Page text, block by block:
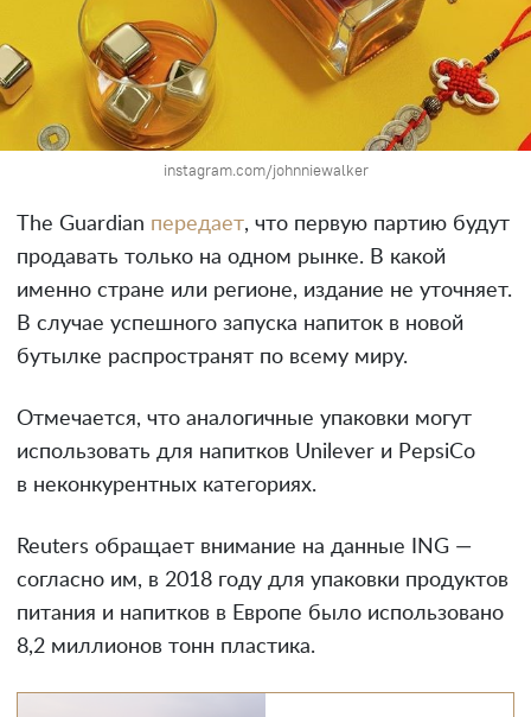
instagram.com/johnniewalker
The Guardian передает, что первую партию будут
продавать только на одном рынке. В какой
именно стране или регионе, издание не уточняет.
В случае успешного запуска напиток в новой
бутылке распространят по всему миру.
Отмечается, что аналогичные упаковки могут
использовать для напитков Unilever и PepsiCo
в неконкурентных категориях.
Reuters обращает внимание на данные ING —
согласно им, в 2018 году для упаковки продуктов
питания и напитков в Европе было использовано
8,2 миллионов тонн пластика.